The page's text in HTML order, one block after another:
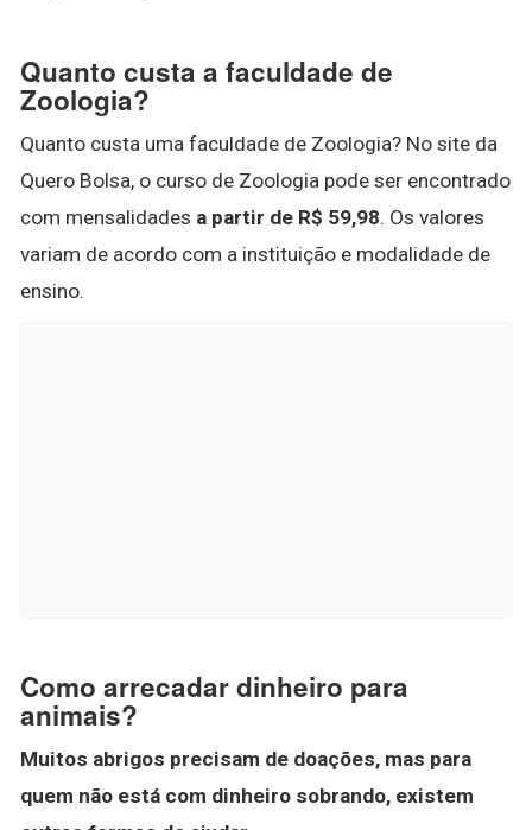
Quanto custa a faculdade de
Zoologia?
Quanto custa uma faculdade de Zoologia? No site da
Quero Bolsa, o curso de Zoologia pode ser encontrado
com mensalidades a partir de R$ 59,98. Os valores
variam de acordo com a instituição e modalidade de
ensino.
Como arrecadar dinheiro para
animais?
Muitos abrigos precisam de doações, mas para
quem não está com dinheiro sobrando, existem